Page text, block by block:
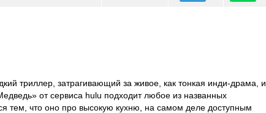
триллер, затрагивающий за живое, как тонкая инди-драма, и
от сервиса hulu подходит любое из названных
тем, что оно про высокую кухню, на самом деле доступным